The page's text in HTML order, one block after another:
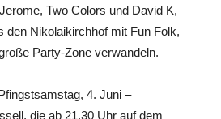
Two Colors und David K,
den Nikolaikirchhof mit Fun Folk,
Party-Zone verwandeln.
4. Juni –
die ab 21.30 Uhr auf dem